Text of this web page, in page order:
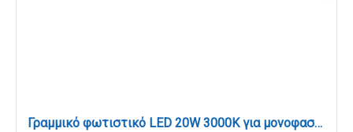
Γραμμικό φωτιστικό LED 20W 3000K για μονοφασική ράγα σε λευκή απόχρωση D:30cmX3,3cm (T02601-WH)